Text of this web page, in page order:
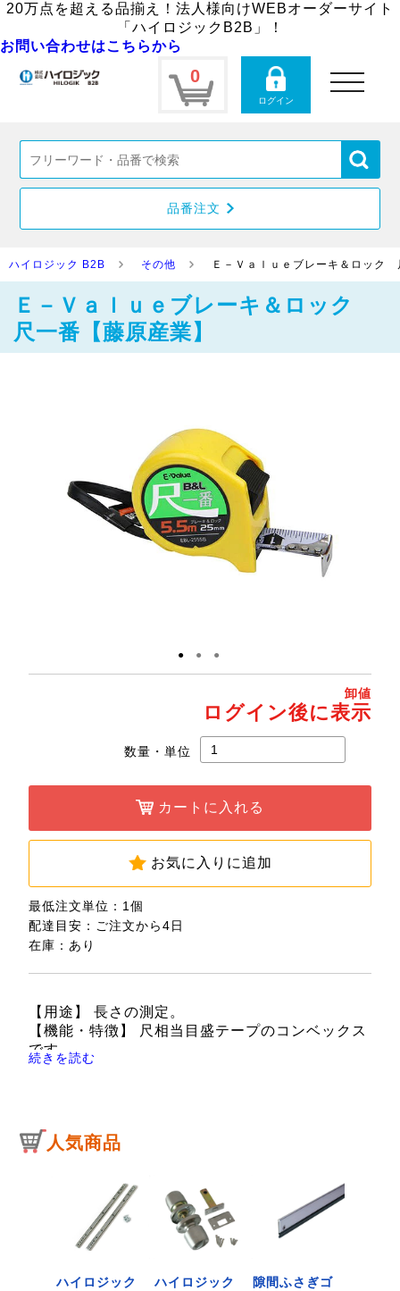
20万点を超える品揃え！法人様向けWEBオーダーサイト
「ハイロジックB2B」！
お問い合わせはこちらから
0
ログイン
toggle
navigation
品番注文
ハイロジック B2B その他 Ｅ－Ｖａｌｕｅブレーキ＆ロック
Ｅ－Ｖａｌｕｅブレーキ＆ロック
尺一番【藤原産業】
● ● ●
卸値
ログイン後に表示
数量・単位
カートに入れる
お気に入りに追加
最低注文単位：1個
配達目安：ご注文から4日
在庫：あり
【用途】 長さの測定。
【機能・特徴】 尺相当目盛テープのコンベックス
です。
ケガキ面に必ず、尺相当目盛がメインで使える、
【仕様】 ●テープ幅：25mm。
●テープ目盛：尺相当目織。
●ケースカラー：イエロー。
続きを読む
人気商品
ハイロジック
ハイロジック
隙間ふさぎゴ